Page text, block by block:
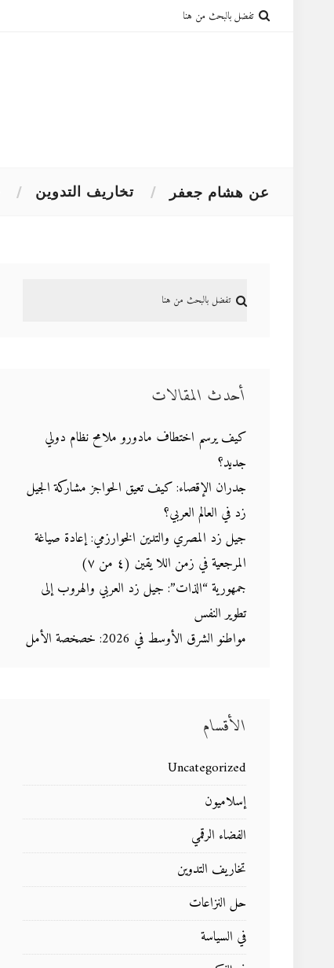
تخاريف التدوين عن هشام جعفر
أحدث المقالات
كيف يرسم اختطاف مادورو ملامح نظام دولي
جديد؟
جدران الإقصاء: كيف تعيق الحواجز مشاركة الجيل
زد في العالم العربي؟
جيل زد المصري والتدين الخوارزمي: إعادة صياغة
المرجعية في زمن اللا يقين (٤ من ٧)
جمهورية “الذات”: جيل زد العربي والهروب إلى
تطوير النفس
مواطنو الشرق الأوسط في 2026: خصخصة الأمل
الأقسام
Uncategorized
إسلاميون
الفضاء الرقمي
تخاريف التدوين
حل النزاعات
في السياسة